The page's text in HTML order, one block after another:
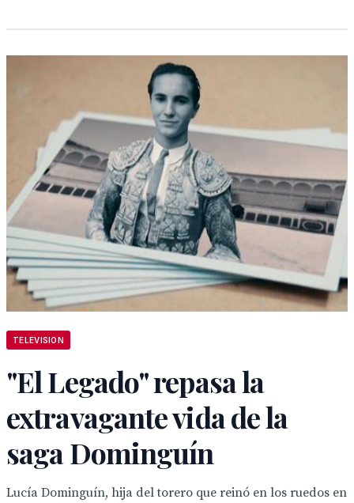
TELEVISION
"El Legado" repasa la
extravagante vida de la
saga Dominguín
Lucía Dominguín, hija del torero que reinó en los ruedos en